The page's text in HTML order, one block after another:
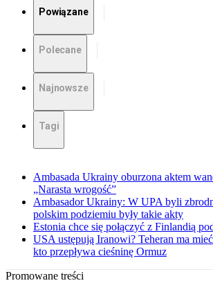
Powiązane
Polecane
Najnowsze
Tagi
Ambasada Ukrainy oburzona aktem
„Narasta wrogość”
Ambasador Ukrainy: W UPA byli
polskim podziemiu były takie akty
Estonia chce się połączyć z Finlandią
USA ustępują Iranowi? Teheran ma
kto przepływa cieśninę Ormuz
Promowane treści